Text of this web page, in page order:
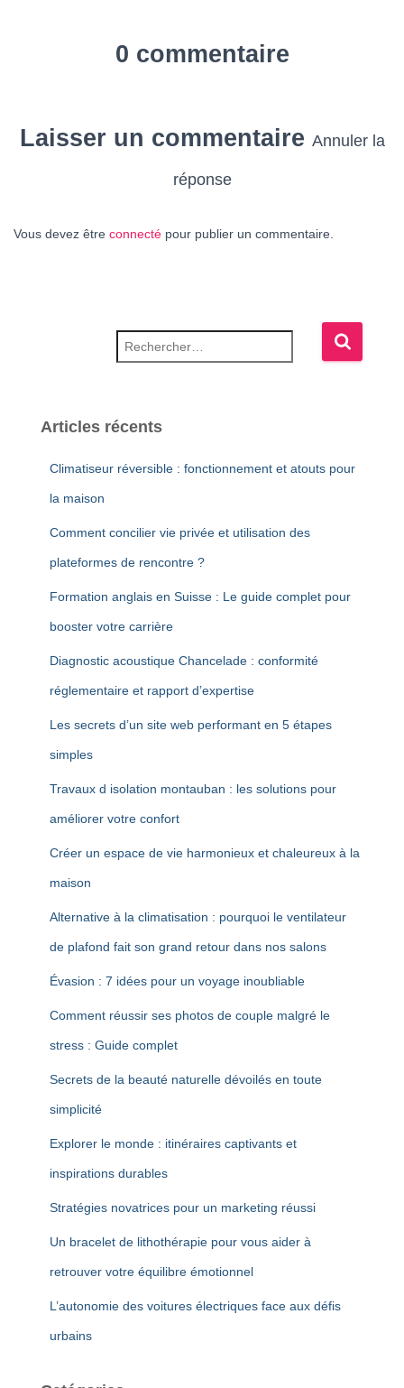
0 commentaire
Laisser un commentaire Annuler la
réponse
Vous devez être connecté pour publier un commentaire.
Articles récents
Climatiseur réversible : fonctionnement et atouts pour
la maison
Comment concilier vie privée et utilisation des
plateformes de rencontre ?
Formation anglais en Suisse : Le guide complet pour
booster votre carrière
Diagnostic acoustique Chancelade : conformité
réglementaire et rapport d’expertise
Les secrets d’un site web performant en 5 étapes
simples
Travaux d isolation montauban : les solutions pour
améliorer votre confort
Créer un espace de vie harmonieux et chaleureux à la
maison
Alternative à la climatisation : pourquoi le ventilateur
de plafond fait son grand retour dans nos salons
Évasion : 7 idées pour un voyage inoubliable
Comment réussir ses photos de couple malgré le
stress : Guide complet
Secrets de la beauté naturelle dévoilés en toute
simplicité
Explorer le monde : itinéraires captivants et
inspirations durables
Stratégies novatrices pour un marketing réussi
Un bracelet de lithothérapie pour vous aider à
retrouver votre équilibre émotionnel
L’autonomie des voitures électriques face aux défis
urbains